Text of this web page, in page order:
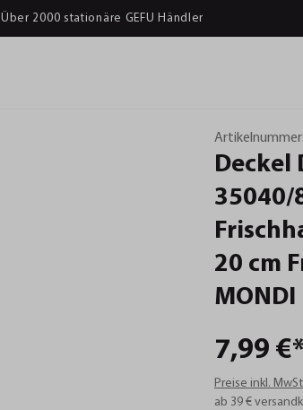
Über 2000 stationäre GEFU Händler
Artikelnummer:
Deckel
35040/
20 cm
MONDI
7,99
Preise inkl.
ab 39 €